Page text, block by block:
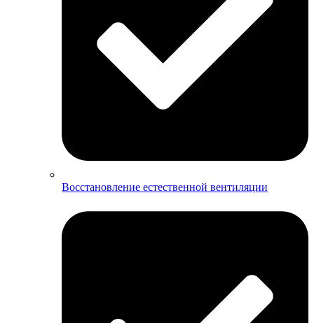
Восстановление естественной вентиляции